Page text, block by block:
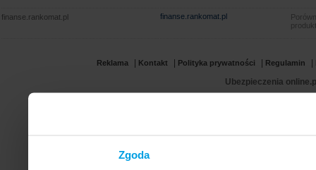
Zgoda
finanse.rankomat.pl finanse.rankomat.pl
Reklama Kontakt Polityka prywatności Regulamin
Ubezpieczenia